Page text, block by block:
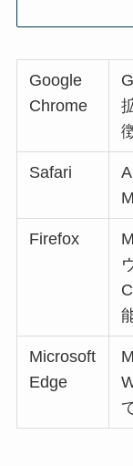
Google
Chrome
Safari
Firefox
Microsoft
Edge